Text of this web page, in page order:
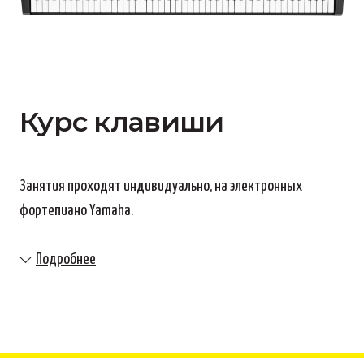
Курс клавиши
Занятия проходят индивидуально, на электронных
фортепиано Yamaha.
Подробнее